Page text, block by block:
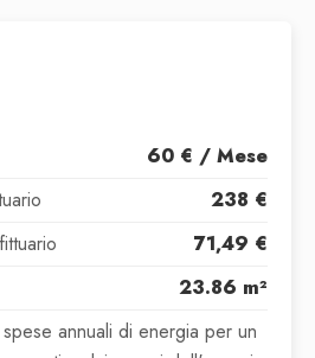
60 € / Mese
238 €
71,49 €
23.86 m²
annuali di energia per un